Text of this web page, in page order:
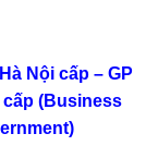
Nội cấp – GP
(Business